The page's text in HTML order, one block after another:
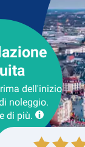
Ritorno
dell'inizio
noleggio.
di più.